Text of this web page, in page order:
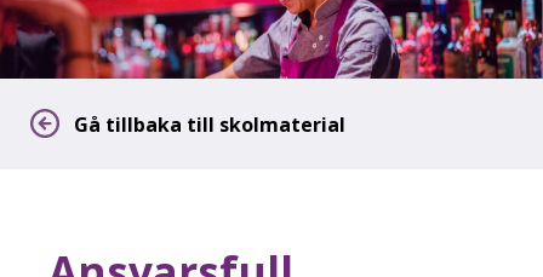
Gå tillbaka till skolmaterial